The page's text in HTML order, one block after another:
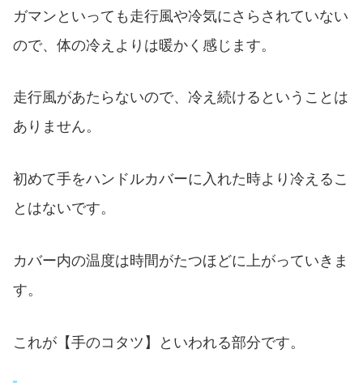
ガマンといっても走行風や冷気にさらされていない
ので、体の冷えよりは暖かく感じます。
走行風があたらないので、冷え続けるということは
ありません。
初めて手をハンドルカバーに入れた時より冷えるこ
とはないです。
カバー内の温度は時間がたつほどに上がっていきま
す。
これが【手のコタツ】といわれる部分です。